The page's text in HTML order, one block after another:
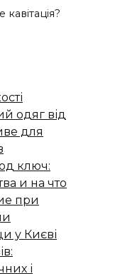
одяг від
для
ключ:
и на что
при
у Києві
і